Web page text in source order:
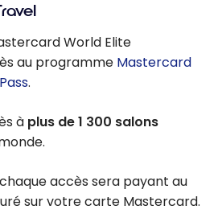
World Elite
au programme Mastercard
.
à plus de 1 300 salons
accès sera payant au
sur votre carte Mastercard.